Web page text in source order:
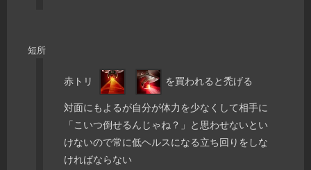
短所
赤トリ
を買われると禿げる
対面にもよるが自分が体力を少なくして相手に
「こいつ倒せるんじゃね？」と思わせないとい
けないので常に低ヘルスになる立ち回りをしな
ければならない